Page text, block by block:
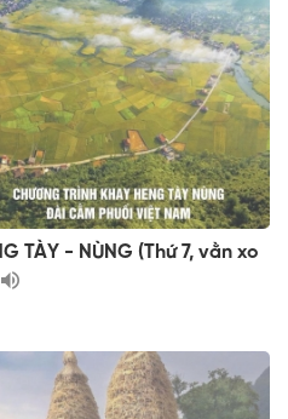
TÀY - NÙNG (Thứ 7, vằn xo